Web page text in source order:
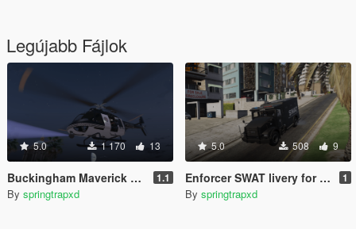
Legújabb Fájlok
5.0 1 170 13
Buckingham Maverick Los Santos Police and Gruppe 6 livery 1.1
By springtrapxd
5.0 508 9
Enforcer SWAT livery for Police Stockade 1
By springtrapxd